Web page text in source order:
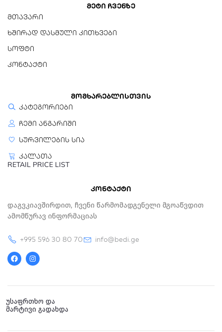
მეტი ჩვენზე
მთავარი
ხშირად დასმული კითხვები
სოფტი
კონტაქტი
მომხარებლისთვის
კატეგორიები
ჩემი ანგარიში
სურვილების სია
კალათა
RETAIL PRICE LIST
კონტაქტი
Დაგვკიავშირდით, Ჩვენი Წარმომადგენელი Მგოაწვდით
Ამომწურავ Ინფორმაციას
+995 596 30 80 70
info@bedi.ge
a
c
e
o
n
s
t
r
m
უსაფრთხო და
მარტივი გადახდა